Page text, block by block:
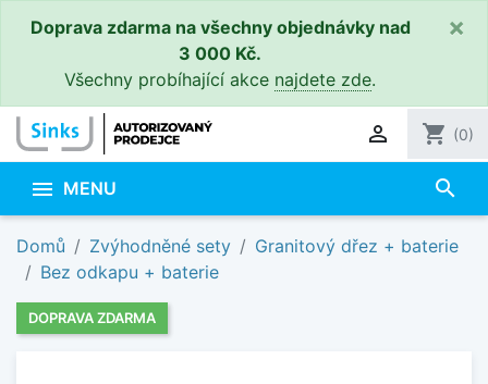
Doprava zdarma na všechny objednávky nad
3 000 Kč.
Všechny probíhající akce najdete zde.
×
 shopping_cart (0)
 MENU search
Domů Zvýhodněné sety
Granitový dřez + baterie
Bez odkapu + baterie
DOPRAVA ZDARMA